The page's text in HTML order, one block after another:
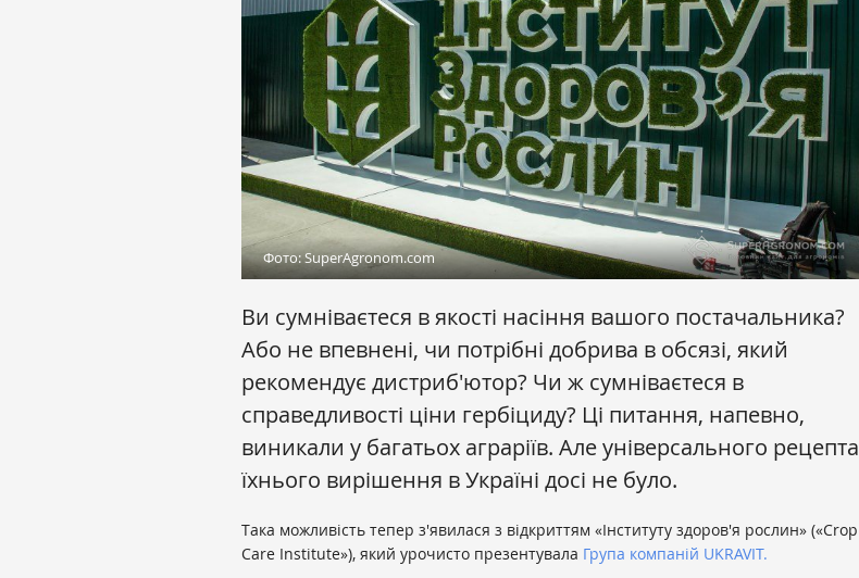
Фото: SuperAgronom.com
Ви сумніваєтеся в якості насіння вашого постачальника?
Або не впевнені, чи потрібні добрива в обсязі, який
рекомендує дистриб'ютор? Чи ж сумніваєтеся в
справедливості ціни гербіциду? Ці питання, напевно,
виникали у багатьох аграріїв. Але універсального рецепта
їхнього вирішення в Україні досі не було.
Така можливість тепер з'явилася з відкриттям «Інституту здоров'я рослин» («Crop
Care Institute»), який урочисто презентувала Група компаній UKRAVIT.